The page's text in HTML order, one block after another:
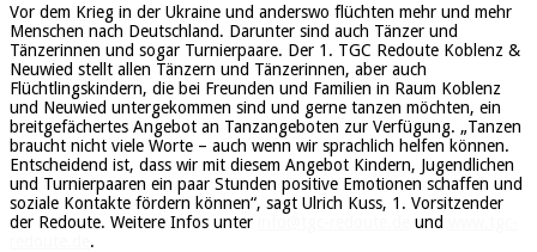
Vor dem Krieg in der Ukraine und anderswo flüchten mehr und mehr
Menschen nach Deutschland. Darunter sind auch Tänzer und
Tänzerinnen und sogar Turnierpaare. Der 1. TGC Redoute Koblenz &
Neuwied stellt allen Tänzern und Tänzerinnen, aber auch
Flüchtlingskindern, die bei Freunden und Familien in Raum Koblenz
und Neuwied untergekommen sind und gerne tanzen möchten, ein
breitgefächertes Angebot an Tanzangeboten zur Verfügung. „Tanzen
braucht nicht viele Worte – auch wenn wir sprachlich helfen können.
Entscheidend ist, dass wir mit diesem Angebot Kindern, Jugendlichen
und Turnierpaaren ein paar Stunden positive Emotionen schaffen und
soziale Kontakte fördern können“, sagt Ulrich Kuss, 1. Vorsitzender
der Redoute. Weitere Infos unter
und
.